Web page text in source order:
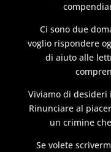
Ci sono due
voglio rispondere
di aiuto alle
Viviamo di
Rinunciare al
un crimine
Se volete